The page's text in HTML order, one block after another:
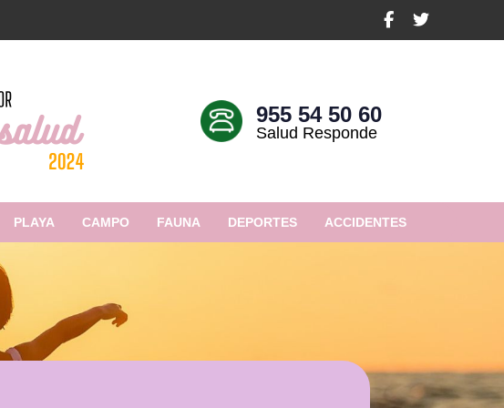
955 54 50 60
Salud Responde
PLAYA CAMPO FAUNA DEPORTES ACCIDENTES